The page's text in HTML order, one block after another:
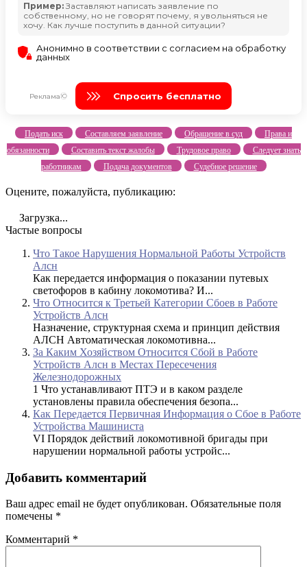
Подать иск Составляем заявление Обращение в суд
Права и
обязанности
Составить текст жалобы Трудовое право
Следует знать
работникам
Подача документов Судебное решение
Оцените, пожалуйста, публикацию:
Загрузка...
Частые вопросы
Что Такое Нарушения Нормальной Работы Устройств
Алсн
Как передается информация о показании путевых
светофоров в кабину локомотива? И...
Что Относится к Третьей Категории Сбоев в Работе
Устройств Алсн
Назначение, структурная схема и принцип действия
АЛСН Автоматическая локомотивна...
За Каким Хозяйством Относится Сбой в Работе
Устройств Алсн в Местах Пересечения
Железнодорожных
1 Что устанавливают ПТЭ и в каком разделе
установлены правила обеспечения безопа...
Как Передается Первичная Информация о Сбое в Работе
Устройства Машиниста
VI Порядок действий локомотивной бригады при
нарушении нормальной работы устройс...
Добавить комментарий
Ваш адрес email не будет опубликован. Обязательные поля
помечены *
Комментарий *